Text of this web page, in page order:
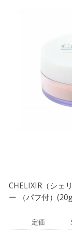
CHELIXIR（シェ
ー （パフ付）
定価